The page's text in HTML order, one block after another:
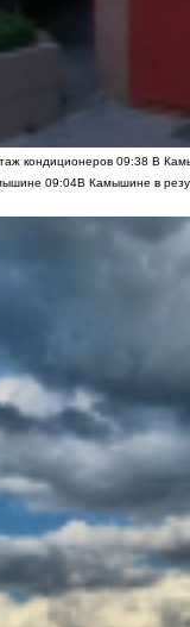
кондиционеров 09:38 В
09:04В Камышине в